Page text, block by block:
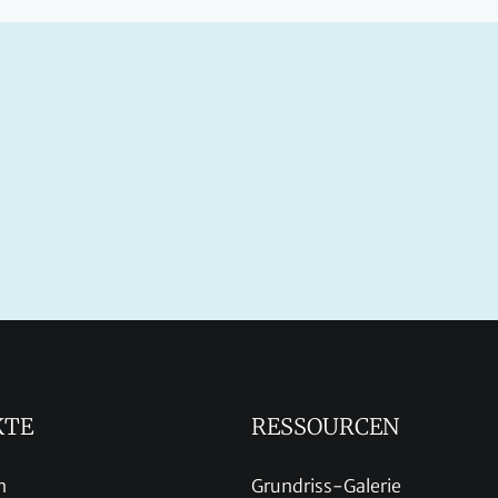
RESSOURCEN
Grundriss-Galerie